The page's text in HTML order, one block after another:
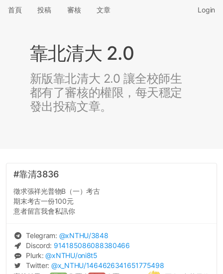
首頁 投稿 審核 文章 Login
靠北清大 2.0
新版靠北清大 2.0 讓全校師生
都有了審核的權限，每天穩定
發出投稿文章。
#靠清3836
徵求張祥光普物B（一）考古
期末考古一份100元
意者留言我會私訊你
Telegram: @xNTHU/3848
Discord: 914185086088380466
Plurk:@xNTHU/oni8t5
Twitter: @x_NTHU/1464626341651775498